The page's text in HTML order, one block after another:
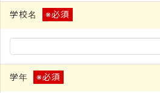
学校名 ※必須
学年 ※必須